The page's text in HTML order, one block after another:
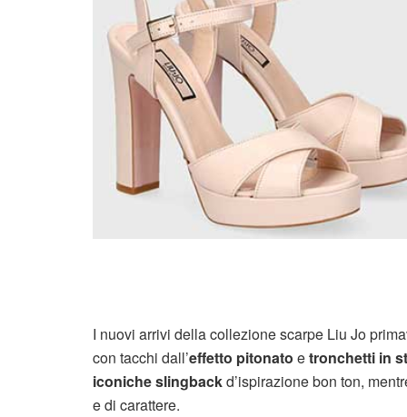
I nuovi arrivi della collezione scarpe Liu Jo
con tacchi dall’effetto pitonato etronchetti in
iconiche slingbackd’ispirazione bon ton,
e di carattere.